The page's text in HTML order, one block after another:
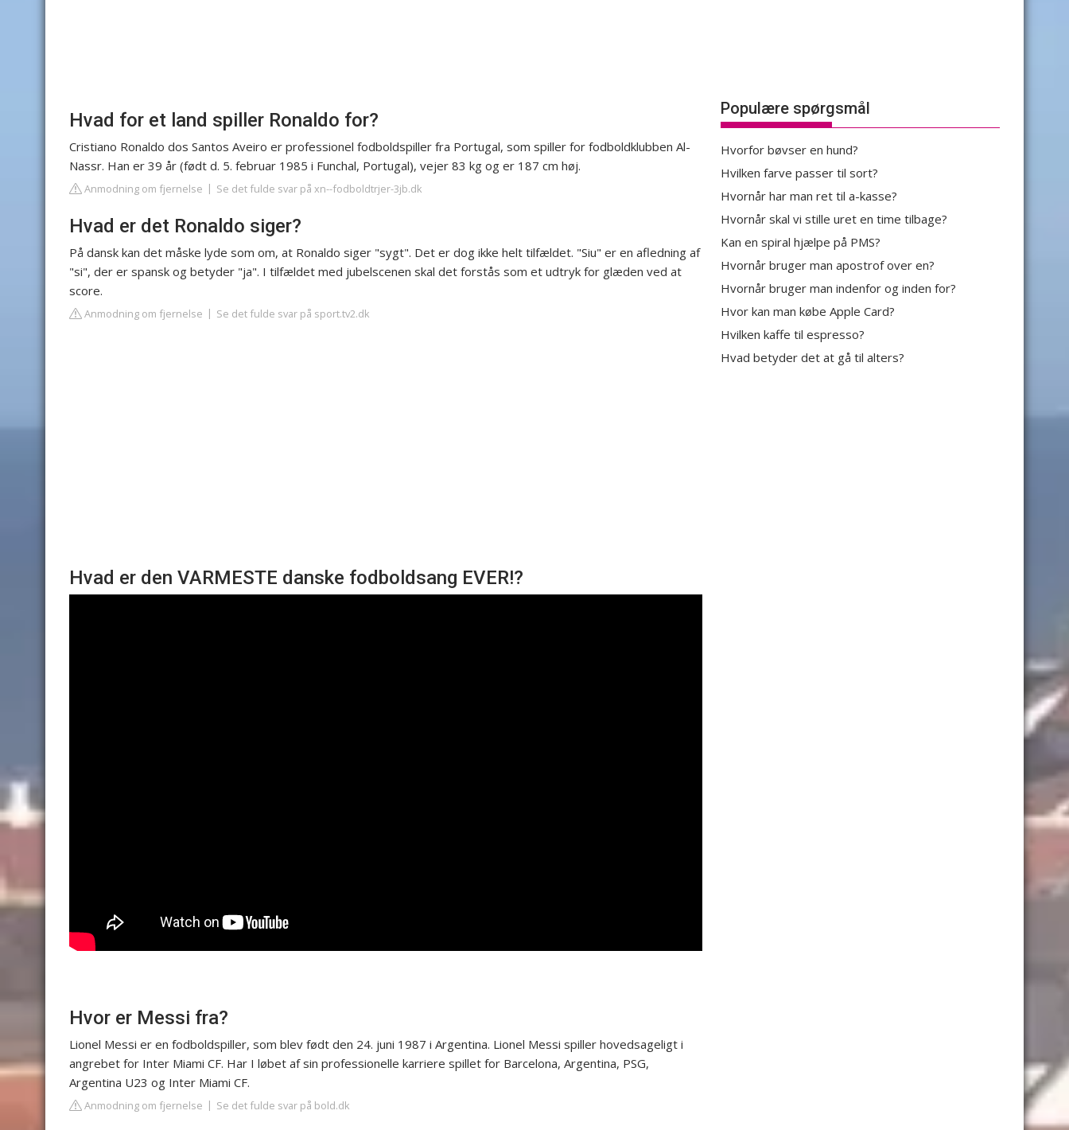
Hvad for et land spiller Ronaldo for?
Cristiano Ronaldo dos Santos Aveiro er professionel fodboldspiller fra Portugal, som spiller for fodboldklubben Al-
Nassr. Han er 39 år (født d. 5. februar 1985 i Funchal, Portugal), vejer 83 kg og er 187 cm høj.
Anmodning om fjernelse Se det fulde svar på xn--fodboldtrjer-3jb.dk
Hvad er det Ronaldo siger?
På dansk kan det måske lyde som om, at Ronaldo siger "sygt". Det er dog ikke helt tilfældet. "Siu" er en afledning af
"si", der er spansk og betyder "ja". I tilfældet med jubelscenen skal det forstås som et udtryk for glæden ved at
score.
Anmodning om fjernelse Se det fulde svar på sport.tv2.dk
Hvad er den VARMESTE danske fodboldsang EVER!?
Hvor er Messi fra?
Lionel Messi er en fodboldspiller, som blev født den 24. juni 1987 i Argentina. Lionel Messi spiller hovedsageligt i
angrebet for Inter Miami CF. Har I løbet af sin professionelle karriere spillet for Barcelona, Argentina, PSG,
Argentina U23 og Inter Miami CF.
Anmodning om fjernelse Se det fulde svar på bold.dk
Populære spørgsmål
Hvorfor bøvser en hund?
Hvilken farve passer til sort?
Hvornår har man ret til a-kasse?
Hvornår skal vi stille uret en time tilbage?
Kan en spiral hjælpe på PMS?
Hvornår bruger man apostrof over en?
Hvornår bruger man indenfor og inden for?
Hvor kan man købe Apple Card?
Hvilken kaffe til espresso?
Hvad betyder det at gå til alters?